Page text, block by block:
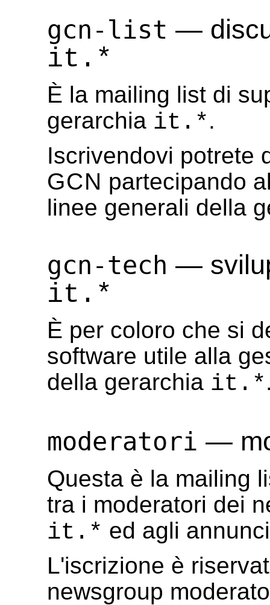
gcn-list —
it.*
È la mailing list di
gerarchia it.*.
Iscrivendovi potrete
GCN partecipando
linee generali della
gcn-tech —
it.*
È per coloro che si
software utile alla
della gerarchia it.*
moderatori —
Questa è la mailing
tra i moderatori dei
it.* ed agli
L'iscrizione è
newsgroup